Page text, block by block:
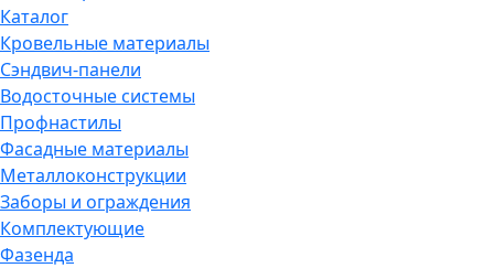
Каталог
Кровельные материалы
Сэндвич-панели
Водосточные системы
Профнастилы
Фасадные материалы
Металлоконструкции
Заборы и ограждения
Комплектующие
Фазенда